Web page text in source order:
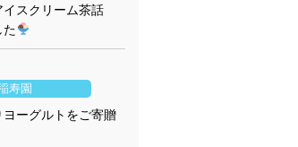
スクリーム茶話
た
寿園
ヨーグルトをご寄贈